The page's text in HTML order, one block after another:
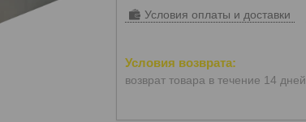
Условия оплаты и доставки
возврат товара в течение 14 дней